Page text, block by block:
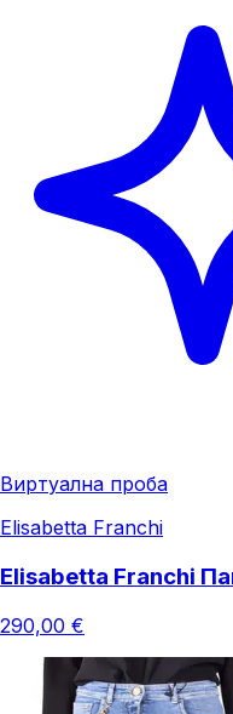
Виртуална проба
Elisabetta Franchi
Elisabetta Franchi
290,00 €